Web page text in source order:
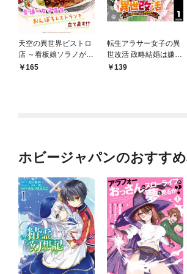
天空の異世界ビストロ
店 ～看板娘ソラノが美
味しい幸せ届けます～
165
転生アラサー女子の異
世改活 政略結婚は嫌な
ので、雑学知識で楽し
139
ホビージャパンのおすす